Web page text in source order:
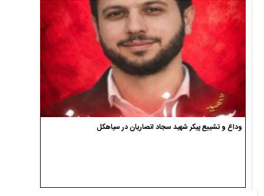
وداع و تشییع پیکر شهید سجاد انصاریان در سیاهکل